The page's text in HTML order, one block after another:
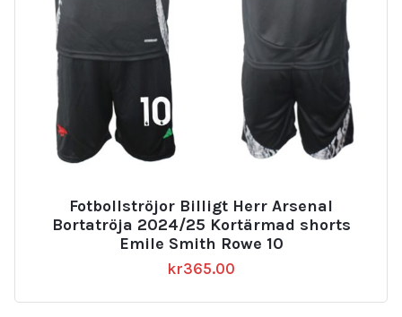
Fotbollströjor Billigt Herr Arsenal
Bortatröja 2024/25 Kortärmad shorts
Emile Smith Rowe 10
kr365.00